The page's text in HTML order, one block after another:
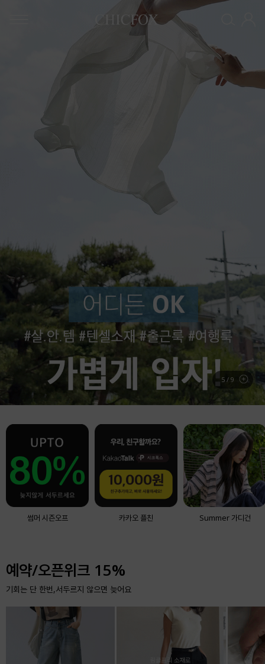
6 / 9
썸머 시즌오프 카카오 플친 Summer 가디건
예약/오픈위크 15%
기회는 단 한번,서두르지 않으면 늦어요